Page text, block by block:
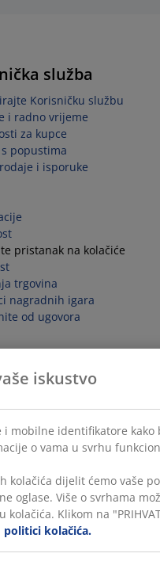
služba
Korisničku službu
i radno vrijeme
za kupce
popustima
i isporuke
pristanak na kolačiće
trgovina
nagradnih igara
od ugovora
iskustvo
i mobilne identifikatore
o vama u svrhu
kolačića dijelit ćemo vaše
oglase. Više o svrhama
Klikom na
politici kolačića.